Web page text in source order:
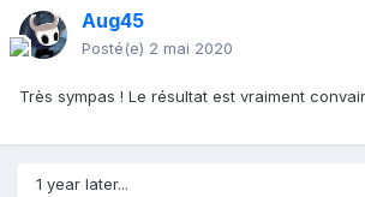
Aug45
Posté(e) 2 mai 2020
Très sympas ! Le résultat est vraiment
1 year later...